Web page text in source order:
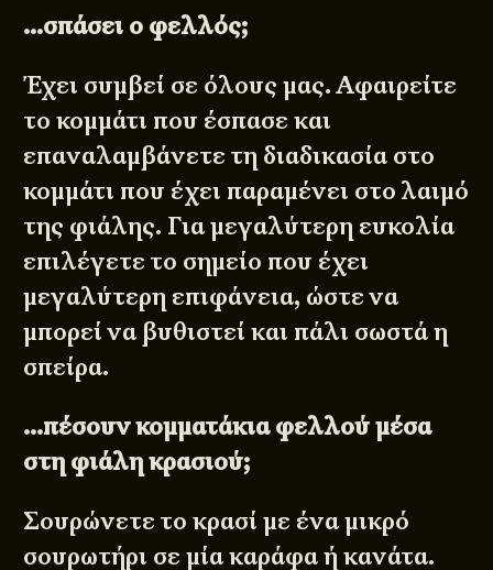
…σπάσει ο φελλός;
Έχει συμβεί σε όλους μας. Αφαιρείτε
το κομμάτι που έσπασε και
επαναλαμβάνετε τη διαδικασία στο
κομμάτι που έχει παραμένει στο λαιμό
της φιάλης. Για μεγαλύτερη ευκολία
επιλέγετε το σημείο που έχει
μεγαλύτερη επιφάνεια, ώστε να
μπορεί να βυθιστεί και πάλι σωστά η
σπείρα.
…πέσουν κομματάκια φελλού μέσα
στη φιάλη κρασιού;
Σουρώνετε το κρασί με ένα μικρό
σουρωτήρι σε μία καράφα ή κανάτα.